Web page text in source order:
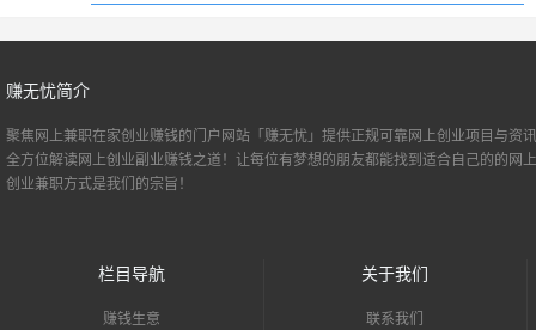
赚无忧简介
聚焦网上兼职在家创业赚钱的门户网站「赚无忧」提供正规可靠网上创业项目与资
全方位解读网上创业副业赚钱之道！让每位有梦想的朋友都能找到适合自己的的 网上
创业兼职方式是我们的宗旨！
栏目导航
赚钱生意
关于我们
联系我们